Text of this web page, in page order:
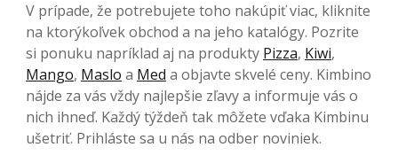
V prípade, že potrebujete toho nakúpiť viac, kliknite
na ktorýkoľvek obchod a na jeho katalógy. Pozrite
si ponuku napríklad aj na produkty Pizza, Kiwi,
Mango, Maslo a Med a objavte skvelé ceny. Kimbino
nájde za vás vždy najlepšie zľavy a informuje vás o
nich ihneď. Každý týždeň tak môžete vďaka Kimbinu
ušetriť. Prihláste sa u nás na odber noviniek.